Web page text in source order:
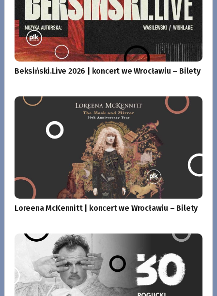
Beksiński.Live 2026 | koncert we Wrocławiu – Bilety
Loreena McKennitt | koncert we Wrocławiu – Bilety